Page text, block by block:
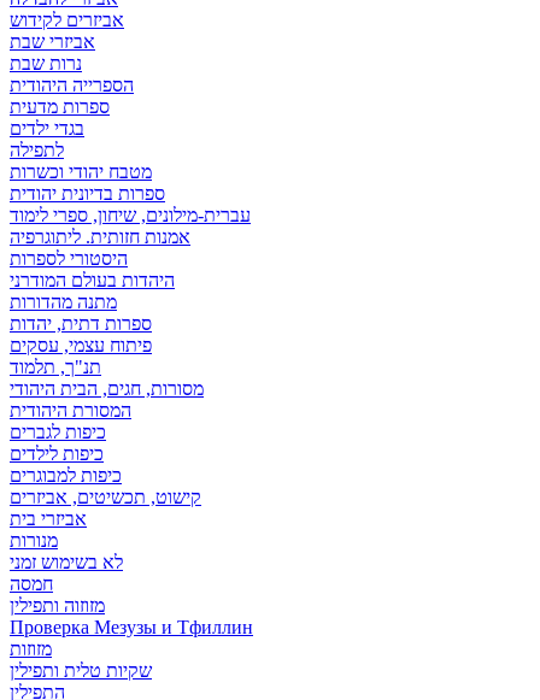
אביזרים לקידוש
אביזרי שבת
נרות שבת
הספרייה היהודית
ספרות מדעית
בגדי ילדים
לתפילה
מטבח יהודי וכשרות
ספרות בדיונית יהודית
עברית-מילונים, שיחון, ספרי לימוד
אמנות חזותית. ליתוגרפיה
היסטורי לספרות
היהדות בעולם המודרני
מתנה מהדורות
ספרות דתית, יהדות
פיתוח עצמי, עסקים
תנ"ך, תלמוד
מסורות, חגים, הבית היהודי
המסורת היהודית
כיפות לגברים
כיפות לילדים
כיפות למבוגרים
קישוט, תכשיטים, אביזרים
אביזרי בית
מנורות
לא בשימוש זמני
חמסה
מזוזוה ותפילין
Проверка Мезузы и Тфиллин
מזוזות
שקיות טלית ותפילין
התפילין